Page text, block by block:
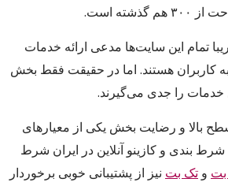
است.
تمام این سایت‌ها مدعی ارائه خدمات
به کاربران هستند. اما در حقیقت فقط بخش
خدمات را جدی می‌گیرند.
بالا و رضایت بخش یکی از معیارهای
بندی و کازینو آنلاین در ایران شرط
و تک بت نیز از پشتیبانی خوبی برخوردار